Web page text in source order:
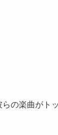
の楽曲がト